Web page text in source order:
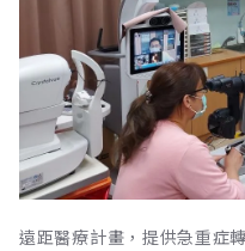
遠距醫療計畫，提供急重症